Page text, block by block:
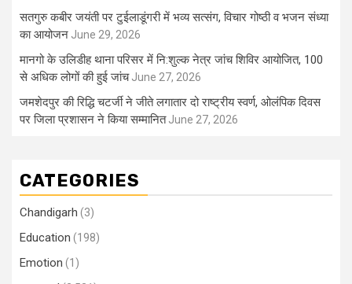
सतगुरु कबीर जयंती पर टुईलाडूंगरी में भव्य सत्संग, विचार गोष्ठी व भजन संध्या
का आयोजन June 29, 2026
मानगो के उलिडीह थाना परिसर में नि:शुल्क नेत्र जांच शिविर आयोजित, 100
से अधिक लोगों की हुई जांच June 27, 2026
जमशेदपुर की रिद्धि चटर्जी ने जीते लगातार दो राष्ट्रीय स्वर्ण, ओलंपिक दिवस
पर जिला प्रशासन ने किया सम्मानित June 27, 2026
CATEGORIES
Chandigarh (3)
Education (198)
Emotion (1)